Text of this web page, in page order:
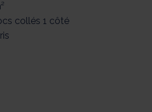
collés 1 côté